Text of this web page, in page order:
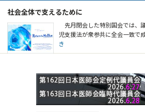
社会全体で支えるために
先月閉会した特別国会では、
児支援法が衆参共に全会一致で
き